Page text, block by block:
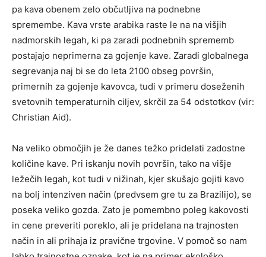
pa kava obenem zelo občutljiva na podnebne
spremembe. Kava vrste arabika raste le na na višjih
nadmorskih legah, ki pa zaradi podnebnih sprememb
postajajo neprimerna za gojenje kave. Zaradi globalnega
segrevanja naj bi se do leta 2100 obseg površin,
primernih za gojenje kavovca, tudi v primeru doseženih
svetovnih temperaturnih ciljev, skrčil za 54 odstotkov (vir:
Christian Aid).
Na veliko območjih je že danes težko pridelati zadostne
količine kave. Pri iskanju novih površin, tako na višje
ležečih legah, kot tudi v nižinah, kjer skušajo gojiti kavo
na bolj intenziven način (predvsem gre tu za Brazilijo), se
poseka veliko gozda. Zato je pomembno poleg kakovosti
in cene preveriti poreklo, ali je pridelana na trajnosten
način in ali prihaja iz pravične trgovine. V pomoč so nam